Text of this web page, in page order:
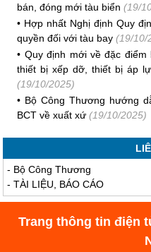
bán, đóng mới tàu biển (19/
• Hợp nhất Nghị định Quy
quyền đối với tàu bay (19/10/
• Quy định mới về đặc
thiết bị xếp dỡ, thiết bị áp
(19/10/2025)
• Bộ Công Thương hướng
BCT về xuất xứ (19/10/2025)
- Bộ Công Thương
-TÀI LIỆU, BÁO CÁO
Trang thông tin điện